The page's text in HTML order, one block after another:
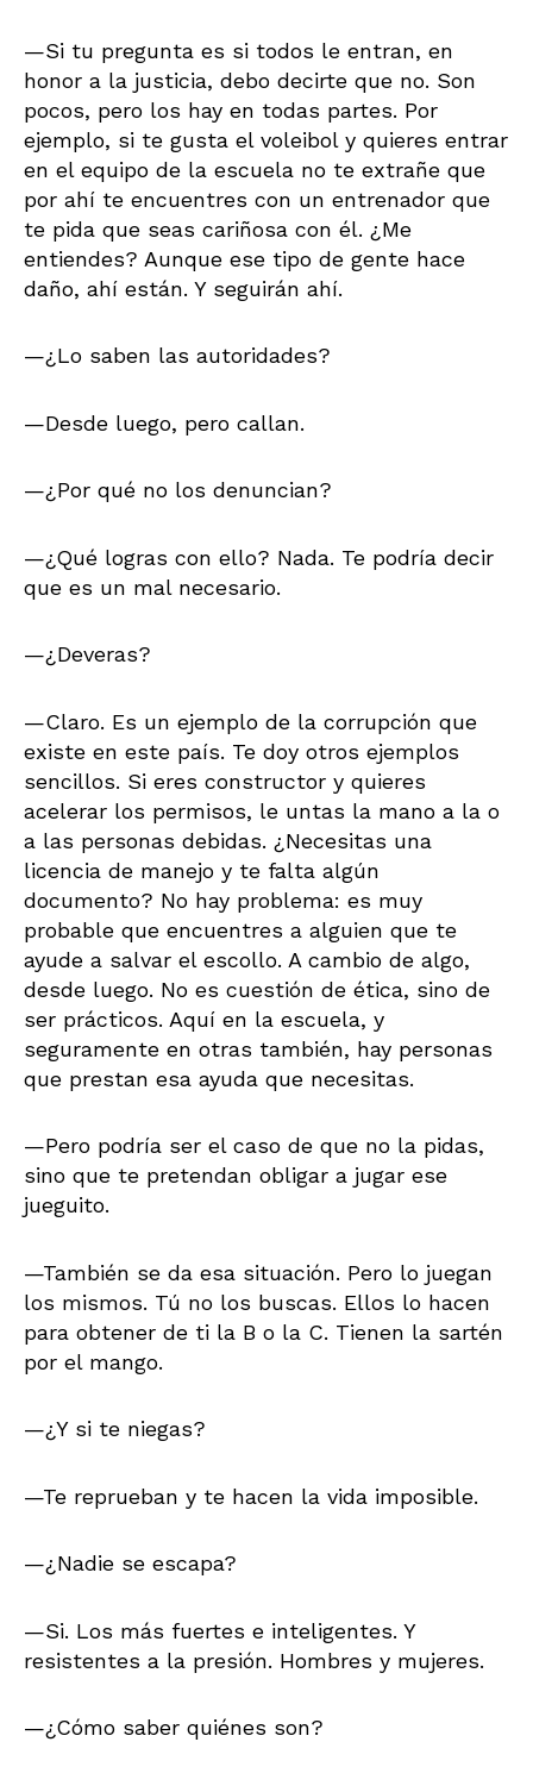
—Si tu pregunta es si todos le entran, en
honor a la justicia, debo decirte que no. Son
pocos, pero los hay en todas partes. Por
ejemplo, si te gusta el voleibol y quieres entrar
en el equipo de la escuela no te extrañe que
por ahí te encuentres con un entrenador que
te pida que seas cariñosa con él. ¿Me
entiendes? Aunque ese tipo de gente hace
daño, ahí están. Y seguirán ahí.
—¿Lo saben las autoridades?
—Desde luego, pero callan.
—¿Por qué no los denuncian?
—¿Qué logras con ello? Nada. Te podría decir
que es un mal necesario.
—¿Deveras?
—Claro. Es un ejemplo de la corrupción que
existe en este país. Te doy otros ejemplos
sencillos. Si eres constructor y quieres
acelerar los permisos, le untas la mano a la o
a las personas debidas. ¿Necesitas una
licencia de manejo y te falta algún
documento? No hay problema: es muy
probable que encuentres a alguien que te
ayude a salvar el escollo. A cambio de algo,
desde luego. No es cuestión de ética, sino de
ser prácticos. Aquí en la escuela, y
seguramente en otras también, hay personas
que prestan esa ayuda que necesitas.
—Pero podría ser el caso de que no la pidas,
sino que te pretendan obligar a jugar ese
jueguito.
—También se da esa situación. Pero lo juegan
los mismos. Tú no los buscas. Ellos lo hacen
para obtener de ti la B o la C. Tienen la sartén
por el mango.
—¿Y si te niegas?
—Te reprueban y te hacen la vida imposible.
—¿Nadie se escapa?
—Si. Los más fuertes e inteligentes. Y
resistentes a la presión. Hombres y mujeres.
—¿Cómo saber quiénes son?